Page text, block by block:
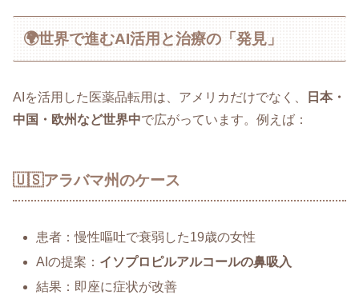
🌍世界で進むAI活用と治療の「発見」
AIを活用した医薬品転用は、アメリカだけでなく、
日本・
中国・欧州など世界中で広がっています。例えば：
🇺🇸アラバマ州のケース
患者：慢性嘔吐で衰弱した19歳の女性
AIの提案： イソプロピルアルコールの鼻吸入
結果：即座に症状が改善